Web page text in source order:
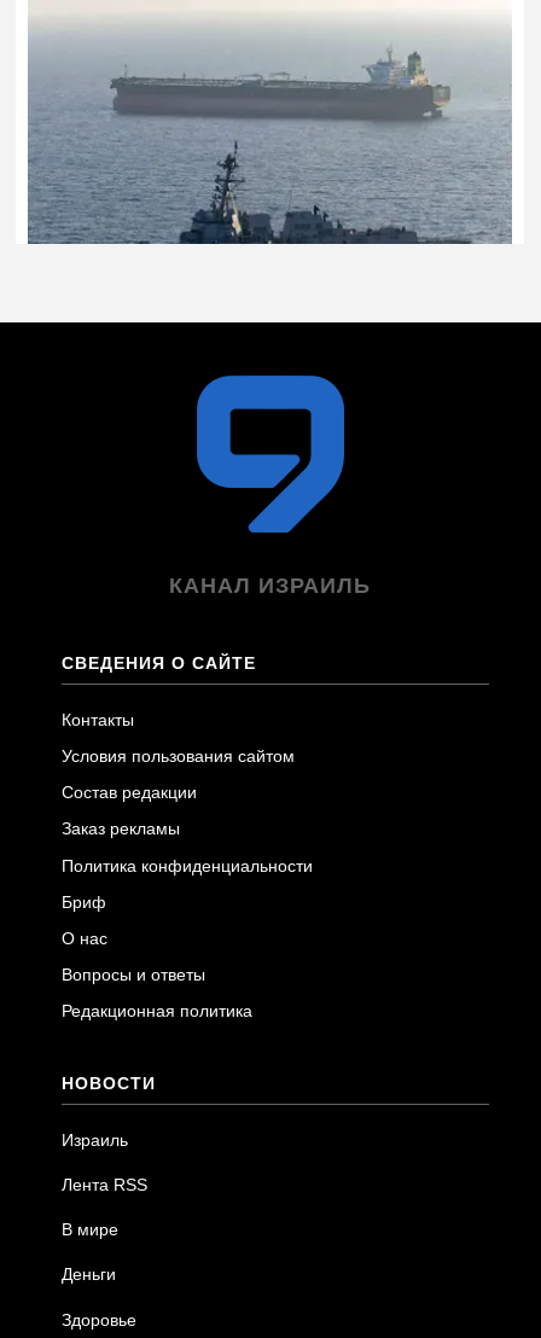
КАНАЛ ИЗРАИЛЬ
СВЕДЕНИЯ О САЙТЕ
Контакты
Условия пользования сайтом
Состав редакции
Заказ рекламы
Политика конфиденциальности
Бриф
О нас
Вопросы и ответы
Редакционная политика
НОВОСТИ
Израиль
Лента RSS
В мире
Деньги
Здоровье